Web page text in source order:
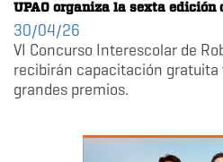
UPAO organiza la sexta edición
30/04/26
VI Concurso Interescolar de
recibirán capacitación
grandes premios.